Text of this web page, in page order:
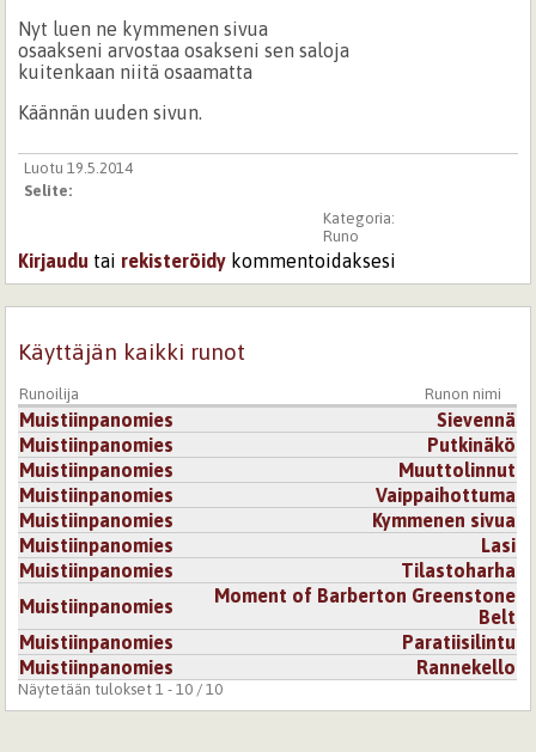
Nyt luen ne kymmenen sivua
osaakseni arvostaa osakseni sen saloja
kuitenkaan niitä osaamatta
Käännän uuden sivun.
Luotu 19.5.2014
Selite:
Kategoria:
Runo
Kirjaudu tai rekisteröidy kommentoidaksesi
Käyttäjän kaikki runot
Runoilija Runon nimi
Muistiinpanomies
Sievennä
Muistiinpanomies
Putkinäkö
Muistiinpanomies
Muuttolinnut
Muistiinpanomies
Vaippaihottuma
Muistiinpanomies
Kymmenen sivua
Muistiinpanomies
Lasi
Muistiinpanomies
Tilastoharha
Muistiinpanomies
Moment of Barberton Greenstone
Belt
Muistiinpanomies
Paratiisilintu
Muistiinpanomies
Rannekello
Näytetään tulokset 1 - 10 / 10